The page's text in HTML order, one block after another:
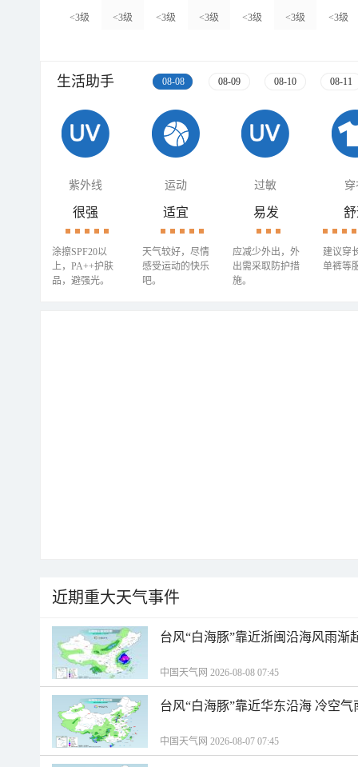
<3级 <3级 <3级 <3级 <3级 <3级 <3级
生活助手 08-08 08-09 08-10 08-11
紫外线 运动 过敏 穿
很强
涂擦SPF20以
上，PA++护肤
品，避强光。
适宜
天气较好，尽情
感受运动的快乐
吧。
易发
应减少外出，外
出需采取防护措
施。
建议穿
单裤等
近期重大天气事件
台风“白海豚”靠近浙闽沿海风雨渐
中国天气网 2026-08-08 07:45
台风“白海豚”靠近华东沿海 冷空
中国天气网 2026-08-07 07:45